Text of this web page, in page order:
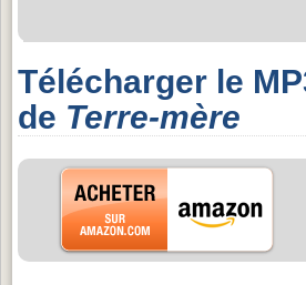
Télécharger le
de Terre-mère